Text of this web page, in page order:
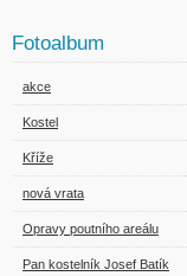
Fotoalbum
akce
Kostel
Kříže
nová vrata
Opravy poutního areálu
Pan kostelník Josef Batík